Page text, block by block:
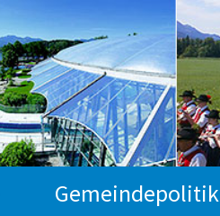
Gemeindepolitik